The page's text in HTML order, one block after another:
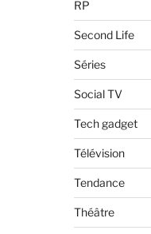
RP
Second Life
Séries
Social TV
Tech gadget
Télévision
Tendance
Théâtre